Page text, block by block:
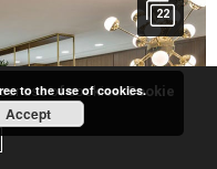
22
use of cookies:Cookie
to the use of cookies.
Accept